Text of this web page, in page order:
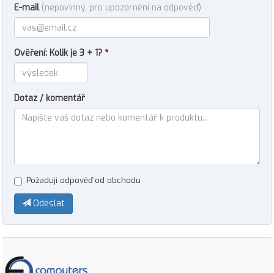
E-mail (nepovinný, pro upozornění na odpověď)
Ověření: Kolik je 3 + 1? *
Dotaz / komentář
Požaduji odpověď od obchodu
Odeslat